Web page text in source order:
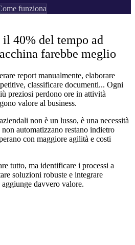
funziona
40% del tempo ad
farebbe meglio
report manualmente, elaborare
classificare documenti... Ogni
preziosi perdono ore in attività
valore al business.
non è un lusso, è una necessità
automatizzano restano indietro
con maggiore agilità e costi
tutto, ma identificare i processi a
soluzioni robuste e integrare
davvero valore.